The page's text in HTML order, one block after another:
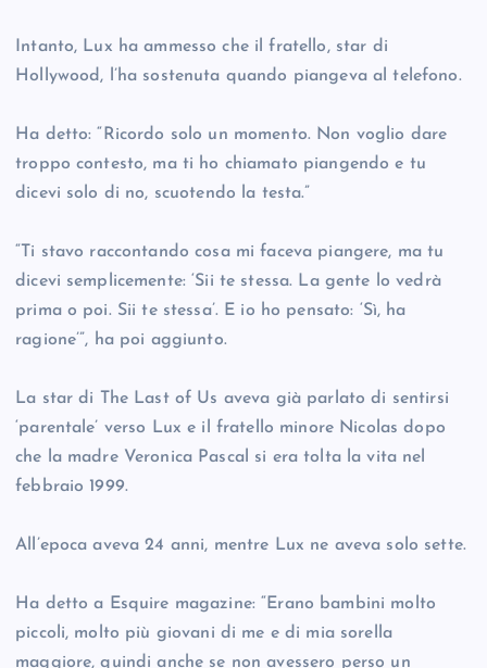
Intanto, Lux ha ammesso che il fratello, star di
Hollywood, l’ha sostenuta quando piangeva al telefono.
Ha detto: “Ricordo solo un momento. Non voglio dare
troppo contesto, ma ti ho chiamato piangendo e tu
dicevi solo di no, scuotendo la testa.”
“Ti stavo raccontando cosa mi faceva piangere, ma tu
dicevi semplicemente: ‘Sii te stessa. La gente lo vedrà
prima o poi. Sii te stessa’. E io ho pensato: ‘Sì, ha
ragione’”, ha poi aggiunto.
La star di The Last of Us aveva già parlato di sentirsi
‘parentale’ verso Lux e il fratello minore Nicolas dopo
che la madre Veronica Pascal si era tolta la vita nel
febbraio 1999.
All’epoca aveva 24 anni, mentre Lux ne aveva solo sette.
Ha detto a Esquire magazine: “Erano bambini molto
piccoli, molto più giovani di me e di mia sorella
maggiore, quindi anche se non avessero perso un